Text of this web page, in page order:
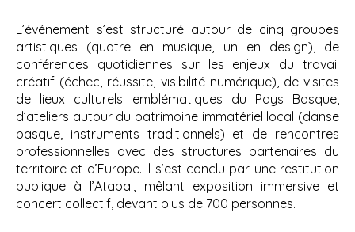
L’événement s’est structuré autour de cinq groupes
artistiques (quatre en musique, un en design), de
conférences quotidiennes sur les enjeux du travail
créatif (échec, réussite, visibilité numérique), de visites
de lieux culturels emblématiques du Pays Basque,
d’ateliers autour du patrimoine immatériel local (danse
basque, instruments traditionnels) et de rencontres
professionnelles avec des structures partenaires du
territoire et d’Europe. Il s’est conclu par une restitution
publique à l’Atabal, mêlant exposition immersive et
concert collectif, devant plus de 700 personnes.